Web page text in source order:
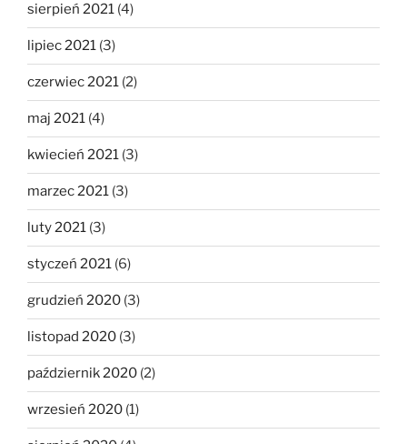
sierpień 2021 (4)
lipiec 2021 (3)
czerwiec 2021 (2)
maj 2021 (4)
kwiecień 2021 (3)
marzec 2021 (3)
luty 2021 (3)
styczeń 2021 (6)
grudzień 2020 (3)
listopad 2020 (3)
październik 2020 (2)
wrzesień 2020 (1)